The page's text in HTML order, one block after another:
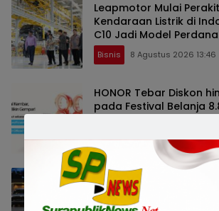
Leapmotor Mulai
Kendaraan Listrik di
C10 Jadi Model Perdana
Bisnis 8 Agustus 2026 13:46
HONOR Tebar Diskon
pada Festival Belanja
Nasional 8 Agustus 2026
LEPAS Hadirkan
Langsung dan
di GIIAS 2026